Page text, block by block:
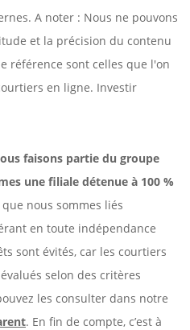
A noter : Nous ne pouvons
et la précision du contenu
référence sont celles que l'on
en ligne. Investir
faisons partie du groupe
une filiale détenue à 100 %
nous sommes liés
en toute indépendance
sont évités, car les courtiers
selon des critères
les consulter dans notre
. En fin de compte, c’est à